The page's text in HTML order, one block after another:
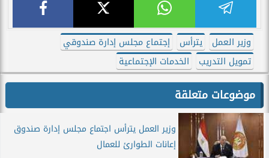
وزير العمل يترأس
إجتماع مجلس إدارة صندوقي
تمويل التدريب
الخدمات الإجتماعية
موضوعات متعلقة
وزير العمل يترأس اجتماع مجلس إدارة صندوق
إعانات الطوارئ للعمال